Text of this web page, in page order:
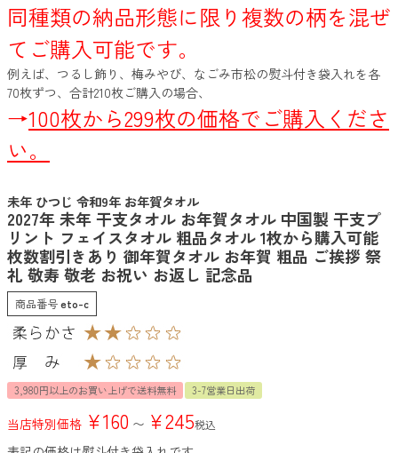
同種類の納品形態に限り複数の柄を混ぜ
てご購入可能です。
例えば、つるし飾り、梅みやび、なごみ市松の熨斗付き袋入れを各
70枚ずつ、合計210枚ご購入の場合、
→100枚から299枚の価格でご購入くださ
い。
未年 ひつじ 令和9年 お年賀タオル
2027年 未年 干支タオル お年賀タオル 中国製 干支プ
リント フェイスタオル 粗品タオル 1枚から購入可能
枚数割引きあり 御年賀タオル お年賀 粗品 ご挨拶 祭
礼 敬寿 敬老 お祝い お返し 記念品
商品番号eto-c
3,980円以上のお買い上げで送料無料 3-7営業日出荷
当店特別価格 ¥160 〜 ¥245税込